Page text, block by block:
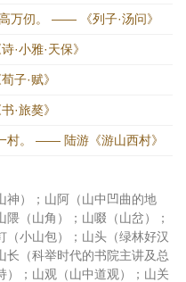
万仞。 —— 《列子·汤问》
小雅·天保》
子·赋》
·旅獒》
村。 —— 陆游《游山西村》
神）；山阿（山中凹曲的地
（山角）；山啜（山岔）；
（小山包）；山头（绿林好汉
长（科举时代的书院主讲及总
）；山观（山中道观）；山关